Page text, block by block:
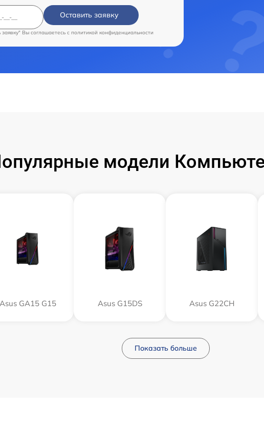
Оставить заявку
Вы соглашаетесь c политикой конфиденциальности
модели
Asus GA15 G15 Asus G15DS Asus G22CH
Показать больше